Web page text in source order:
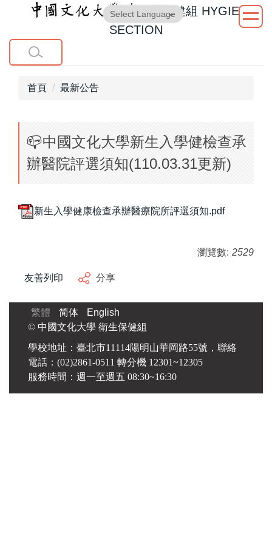
主
內
衛生保健組 HYGIENE
SECTION
Translate
首頁 最新公告
📪中國文化大學新生入學健檢查承
辦醫院評選須知(110.03.31更新)
新生入學健康檢查承辦醫療院所評選須知.pdf
瀏覽數: 2529
友善列印 分享
繁體 简体
English
© 中國文化大學 衛生保健組
學校地址：臺北市11114陽明山華岡路55號，聯絡
電話：(02)2861-0511 轉分機 12301~12305
服務時間：週一至週五 08:30~16:30